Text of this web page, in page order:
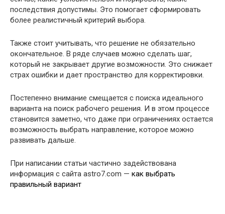
последствия допустимы. Это помогает сформировать
более реалистичный критерий выбора.
Также стоит учитывать, что решение не обязательно
окончательное. В ряде случаев можно сделать шаг,
который не закрывает другие возможности. Это снижает
страх ошибки и дает пространство для корректировки.
Постепенно внимание смещается с поиска идеального
варианта на поиск рабочего решения. И в этом процессе
становится заметно, что даже при ограничениях остается
возможность выбрать направление, которое можно
развивать дальше.
При написании статьи частично задействована
информация с сайта astro7.com — как выбрать
правильный вариант